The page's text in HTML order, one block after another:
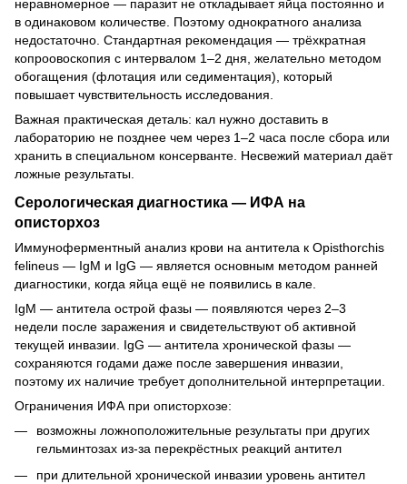
неравномерное — паразит не откладывает яйца постоянно и
в одинаковом количестве. Поэтому однократного анализа
недостаточно. Стандартная рекомендация — трёхкратная
копроовоскопия с интервалом 1–2 дня, желательно методом
обогащения (флотация или седиментация), который
повышает чувствительность исследования.
Важная практическая деталь: кал нужно доставить в
лабораторию не позднее чем через 1–2 часа после сбора или
хранить в специальном консерванте. Несвежий материал даёт
ложные результаты.
Серологическая диагностика — ИФА на
описторхоз
Иммуноферментный анализ крови на антитела к Opisthorchis
felineus — IgM и IgG — является основным методом ранней
диагностики, когда яйца ещё не появились в кале.
IgM — антитела острой фазы — появляются через 2–3
недели после заражения и свидетельствуют об активной
текущей инвазии. IgG — антитела хронической фазы —
сохраняются годами даже после завершения инвазии,
поэтому их наличие требует дополнительной интерпретации.
Ограничения ИФА при описторхозе:
возможны ложноположительные результаты при других
гельминтозах из-за перекрёстных реакций антител
при длительной хронической инвазии уровень антител